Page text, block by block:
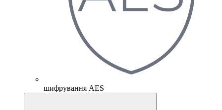
шифрування AES